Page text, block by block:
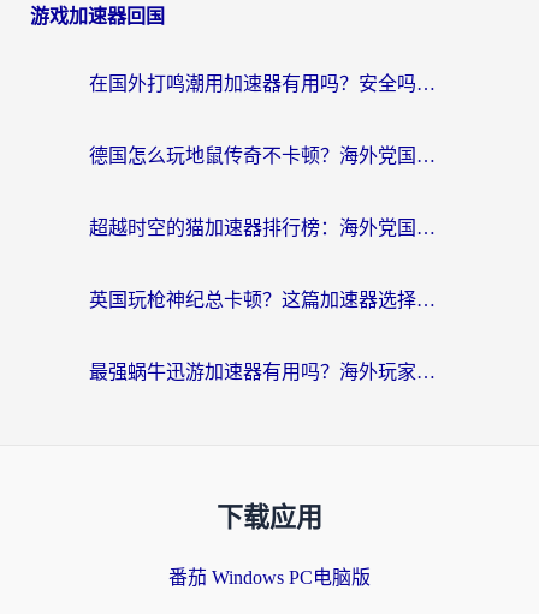
游戏加速器回国
在国外打鸣潮用加速器有用吗？安全吗？海外玩家国服游戏加速全指南
德国怎么玩地鼠传奇不卡顿？海外党国服游戏加速全攻略（含战双EVE实用指南）
超越时空的猫加速器排行榜：海外党国服游戏不卡顿的终极选择指南
英国玩枪神纪总卡顿？这篇加速器选择指南帮你告别延迟（附实测推荐）
最强蜗牛迅游加速器有用吗？海外玩家国服游戏加速避坑指南（附德国玩忍者必须死3流星蝴蝶剑解决办法）
下载应用
番茄 Windows PC电脑版